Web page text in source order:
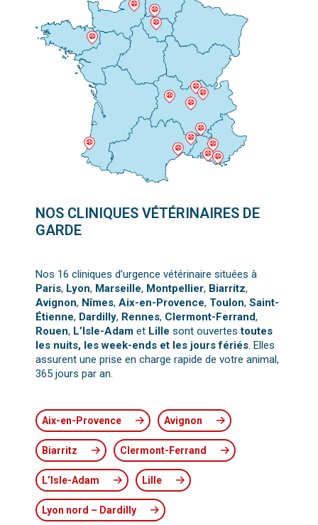
NOS CLINIQUES VÉTÉRINAIRES DE
GARDE
Nos 16 cliniques d’urgence vétérinaire situées à
Paris, Lyon, Marseille, Montpellier, Biarritz,
Avignon, Nîmes, Aix-en-Provence, Toulon, Saint-
Étienne, Dardilly, Rennes, Clermont-Ferrand,
Rouen, L’Isle-Adam et Lille sont ouvertestoutes
les nuits, les week-ends et les jours fériés. Elles
assurent une prise en charge rapide de votre animal,
365 jours par an.
Aix-en-Provence Avignon
Biarritz Clermont-Ferrand
L’Isle-Adam Lille
Lyon nord – Dardilly